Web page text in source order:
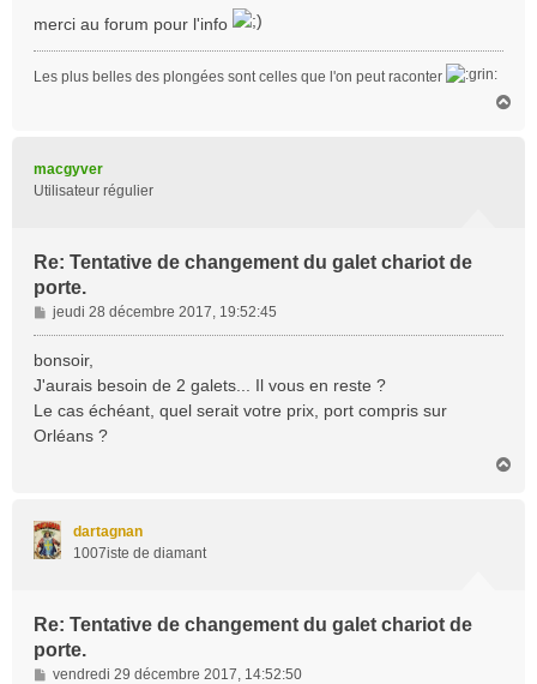
merci au forum pour l'info
Les plus belles des plongées sont celles que l'on peut raconter
macgyver
Utilisateur régulier
Re: Tentative de changement du galet chariot de
porte.
M
e
a
g
e
jeudi 28 décembre 2017, 19:52:45
bonsoir,
J'aurais besoin de 2 galets... Il vous en reste ?
Le cas échéant, quel serait votre prix, port compris sur
Orléans ?
dartagnan
1007iste de diamant
Re: Tentative de changement du galet chariot de
porte.
M
vendredi 29 décembre 2017, 14:52:50